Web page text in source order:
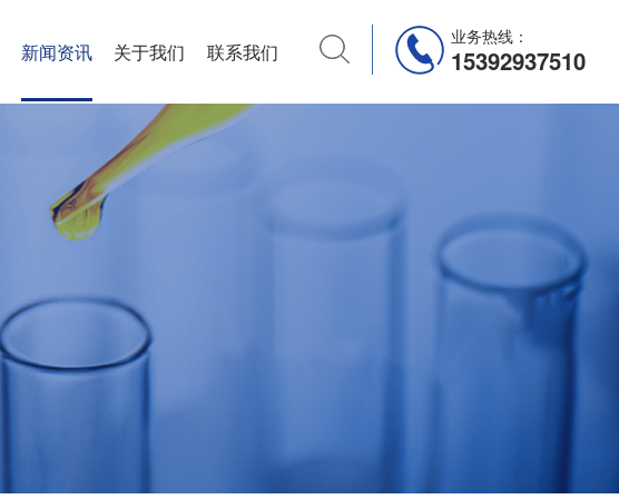
业务热线：
15392937510
新闻资讯 关于我们 联系我们